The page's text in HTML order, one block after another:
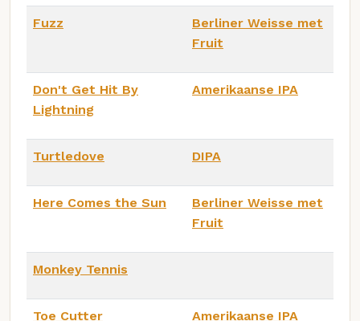
Fuzz
Berliner Weisse met
Fruit
Don't Get Hit By
Lightning
Amerikaanse IPA
Turtledove DIPA
Here Comes the Sun
Berliner Weisse met
Fruit
Monkey Tennis
Toe Cutter Amerikaanse IPA